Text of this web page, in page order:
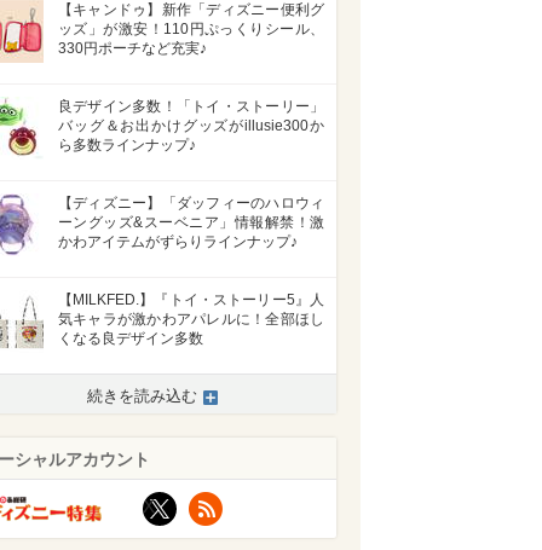
【キャンドゥ】新作「ディズニー便利グ
ッズ」が激安！110円ぷっくりシール、
330円ポーチなど充実♪
良デザイン多数！「トイ・ストーリー」
バッグ＆お出かけグッズがillusie300か
ら多数ラインナップ♪
【ディズニー】「ダッフィーのハロウィ
ーングッズ&スーベニア」情報解禁！激
かわアイテムがずらりラインナップ♪
【MILKFED.】『トイ・ストーリー5』人
気キャラが激かわアパレルに！全部ほし
くなる良デザイン多数
続きを読み込む
シャルアカウント
X